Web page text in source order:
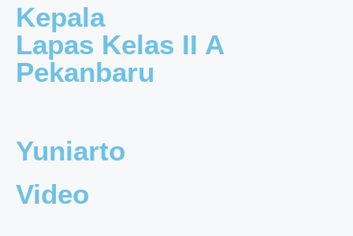
Kepala
Lapas Kelas II A
Pekanbaru
Yuniarto
Video